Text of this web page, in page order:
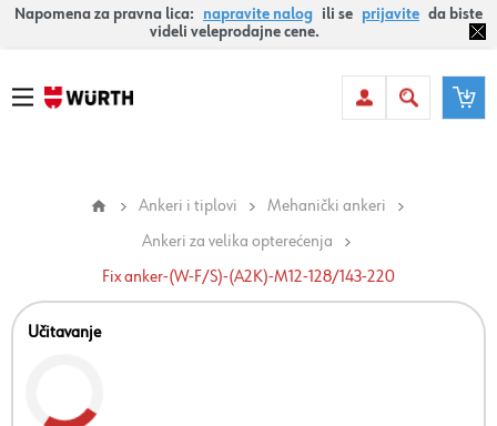
Napomena za pravna lica: napravite nalog ili se prijavite da biste
videli veleprodajne cene.
Ankeri i tiplovi
Mehanički ankeri
Ankeri za velika opterećenja
Fix anker-(W-F/S)-(A2K)-M12-128/143-220
Učitavanje